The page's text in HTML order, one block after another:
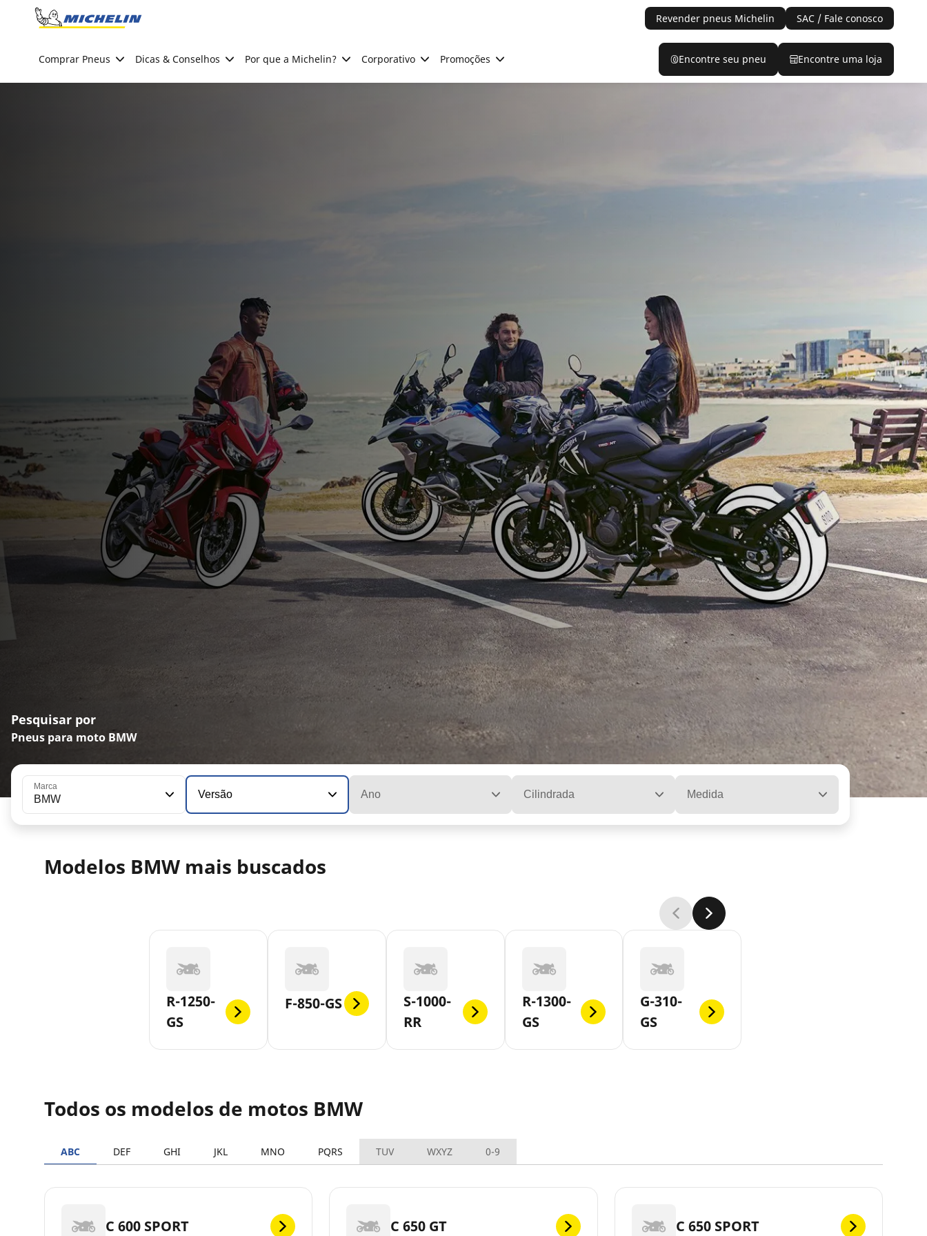
Go to page content
Revender pneus Michelin SAC / Fale conosco
Comprar Pneus Dicas & Conselhos Por que a Michelin? Corporativo Promoções Encontre seu pneu Encontre uma loja
Pesquisar por
Pneus para moto BMW
Marca
BMW Versão Ano Cilindrada Medida
Modelos BMW mais buscados
R-1250-
GS
F-850-GS
S-1000-
RR
R-1300-
GS
G-310-
GS
Todos os modelos de motos BMW
ABC DEF GHI JKL MNO PQRS TUV WXYZ 0-9
C 600 SPORT C 650 GT C 650 SPORT